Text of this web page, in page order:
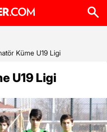
Küme U19 Ligi
U19 Ligi